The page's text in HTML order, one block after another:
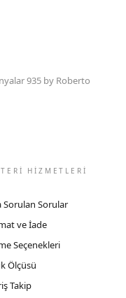
935 by Roberto
HİZMETLERİ
Sorulan Sorular
ve İade
Seçenekleri
Ölçüsü
Takip